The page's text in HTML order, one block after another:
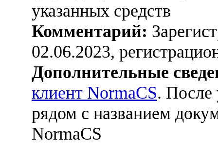
указанных средств
Комментарий:
02.06.2023,
Дополнительные
клиент NormaCS. После
рядом с названием
NormaCS